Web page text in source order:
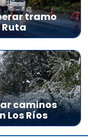
tramo
caminos
Los Ríos